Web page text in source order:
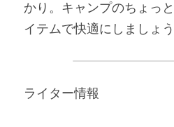
かり。キャンプのちょっ
イテムで快適にしましょう
ライター情報